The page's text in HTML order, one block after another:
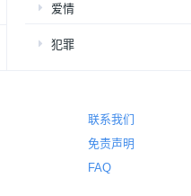
爱情
犯罪
真人秀 – 享受居家生活
真人秀 – 情感和生活
联系我们
免责声明
FAQ